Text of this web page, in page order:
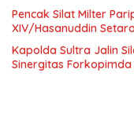
Pencak Silat Milter
XIV/Hasanuddin
Kapolda Sultra Jalin
Sinergitas